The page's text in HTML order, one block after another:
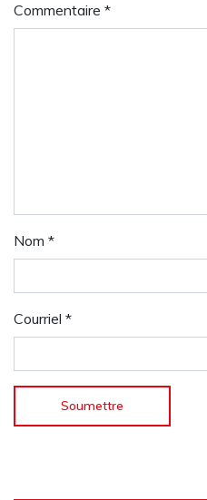
Commentaire *
Nom *
Courriel *